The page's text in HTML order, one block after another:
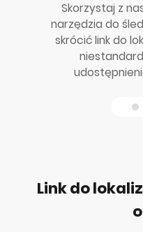
Skorzystaj z
narzędzia do
skrócić link do
Link do